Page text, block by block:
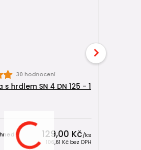
30 hodnocení
s hrdlem SN 4 DN 125 - 1
129,00 Kč/ks
106,61 Kč bez DPH